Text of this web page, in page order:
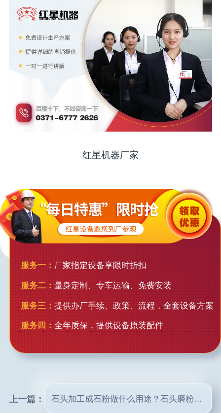
红星机器厂家
服务一： 厂家指定设备享限时折扣
服务二： 量身定制、专车运输、免费安装
服务三： 提供办厂手续、政策、流程，全套设备方案
服务四： 全年质保，提供设备原装配件
上一篇： 石头加工成石粉做什么用途？石头磨粉机器有哪些？